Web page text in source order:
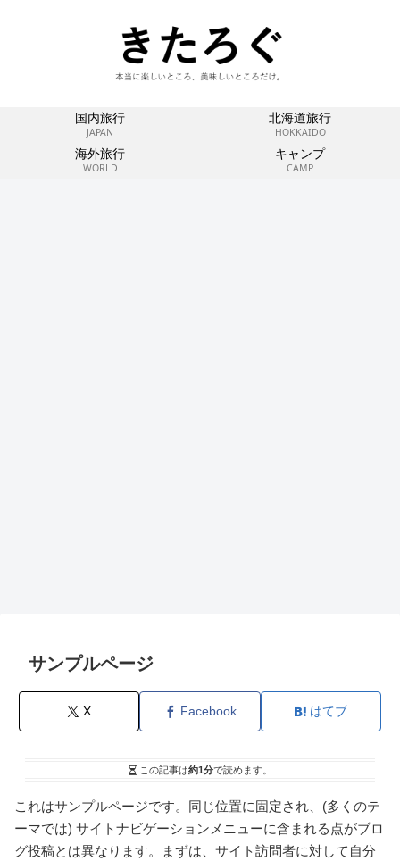
国内旅行
JAPAN
北海道旅行
HOKKAIDO
海外旅行
WORLD
キャンプ
CAMP
サンプルページ
X Facebook はてブ
この記事は約1分で読めます。
これはサンプルページです。同じ位置に固定され、(多くのテ
ーマでは) サイトナビゲーションメニューに含まれる点がブロ
グ投稿とは異なります。まずは、サイト訪問者に対して自分